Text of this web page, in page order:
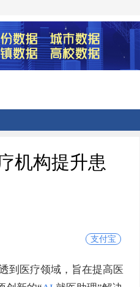
机构提升患
支付宝
到医疗领域，旨在提高医